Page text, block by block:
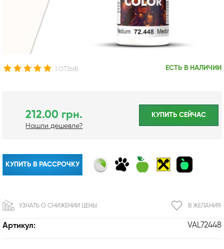
1 ОТЗЫВ ЕСТЬ В НАЛИЧИИ
Артикул: VAL72448
212.00 грн.
Нашли дешевле?
КУПИТЬ CЕЙЧАС
КУПИТЬ В РАССРОЧКУ
В ЖЕЛАНИЯ
УЗНАТЬ О СНИЖЕНИИ ЦЕНЫ